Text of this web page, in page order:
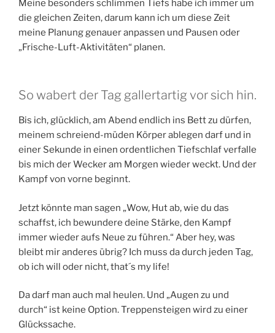
Meine besonders schlimmen Tiefs habe ich immer um
die gleichen Zeiten, darum kann ich um diese Zeit
meine Planung genauer anpassen und Pausen oder
„Frische-Luft-Aktivitäten“ planen.
So wabert der Tag gallertartig vor sich hin.
Bis ich, glücklich, am Abend endlich ins Bett zu dürfen,
meinem schreiend-müden Körper ablegen darf und in
einer Sekunde in einen ordentlichen Tiefschlaf verfalle
bis mich der Wecker am Morgen wieder weckt. Und der
Kampf von vorne beginnt.
Jetzt könnte man sagen „Wow, Hut ab, wie du das
schaffst, ich bewundere deine Stärke, den Kampf
immer wieder aufs Neue zu führen.“ Aber hey, was
bleibt mir anderes übrig? Ich muss da durch jeden Tag,
ob ich will oder nicht, that´s my life!
Da darf man auch mal heulen. Und „Augen zu und
durch“ ist keine Option. Treppensteigen wird zu einer
Glückssache.